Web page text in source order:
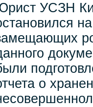
УСЗН
о